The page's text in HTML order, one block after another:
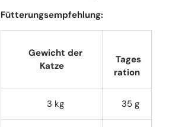
Fütterungsempfehlung:
Gewicht der
Katze
Tages
ration
3 kg 35 g